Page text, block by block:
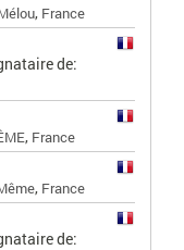
, France
de:
, France
, France
de: